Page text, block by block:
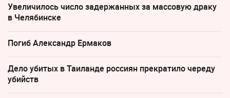
Увеличилось число задержанных за массовую драку
в Челябинске
Погиб Александр Ермаков
Дело убитых в Таиланде россиян прекратило череду
убийств